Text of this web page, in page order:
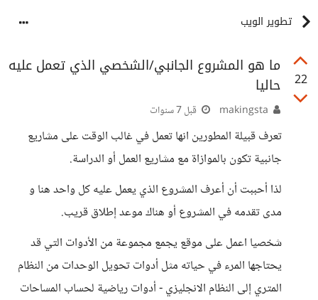
تطوير الويب
22
ما هو المشروع الجانبي/الشخصي الذي تعمل عليه
حاليا
قبل 7 سنوات
تعرف قبيلة المطورين انها تعمل في غالب الوقت على مشاريع
جانبية تكون بالموازاة مع مشاريع العمل أو الدراسة.
لذا أحببت أن أعرف المشروع الذي يعمل عليه كل واحد هنا و
مدى تقدمه في المشروع أو هناك موعد إطلاق قريب.
شخصيا اعمل على موقع يجمع مجموعة من الأدوات التي قد
يحتاجها المرء في حياته مثل أدوات تحويل الوحدات من النظام
المتري إلى النظام الانجليزي - أدوات رياضية لحساب المساحات